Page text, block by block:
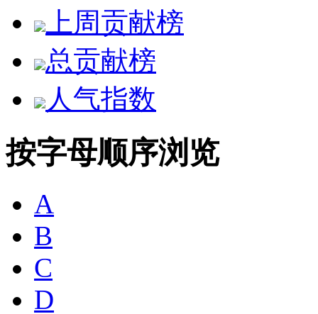
上周贡献榜
总贡献榜
人气指数
按字母顺序浏览
A
B
C
D